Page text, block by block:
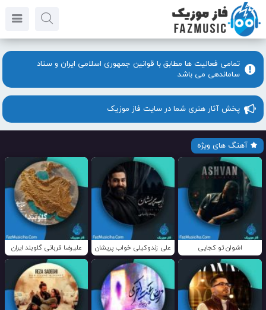
تمامی فعالیت ها مطابق با قوانین جمهوری اسلامی ایران و ستاد
ساماندهی می باشد
پخش آثار هنری شما در سایت فاز موزیک
آهنگ های ویژه
اشوان تو کجایی علی زندوکیلی خواب پریشان علیرضا قربانی گلوبند ایران